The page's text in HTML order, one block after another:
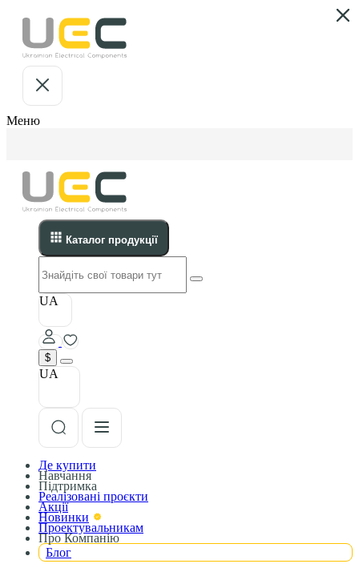
Меню
Каталог продукції
UA
$
UA
Де купити
Навчання
Підтримка
Реалізовані проєкти
Акції
Новинки
Проектувальникам
Про Компанію
Блог